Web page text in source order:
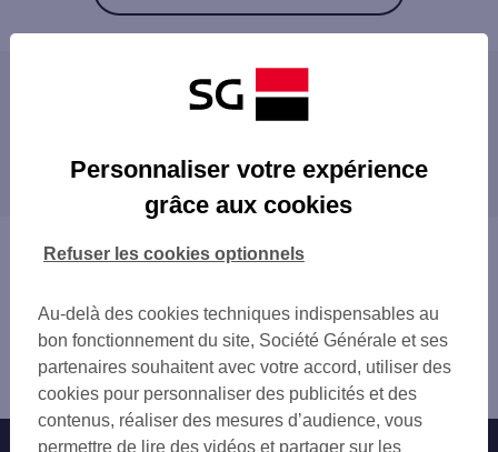
Les agences SG PRO à proximité
EVREUX
NONANCOURT HOTEL DIEU
ST SEBASTIEN MORSENT
proximité
Vous êtes ici : Accueil
Saint André de l'Eure
Agence SAINT ANDRE DE L'EURE
Personnaliser votre expérience
grâce aux cookies
Au-delà des cookies techniques indispensables au
bon fonctionnement du site, Société Générale et ses
partenaires souhaitent avec votre accord, utiliser des
cookies pour personnaliser des publicités et des
contenus, réaliser des mesures d’audience, vous
permettre de lire des vidéos et partager sur les
Refuser les cookies optionnels